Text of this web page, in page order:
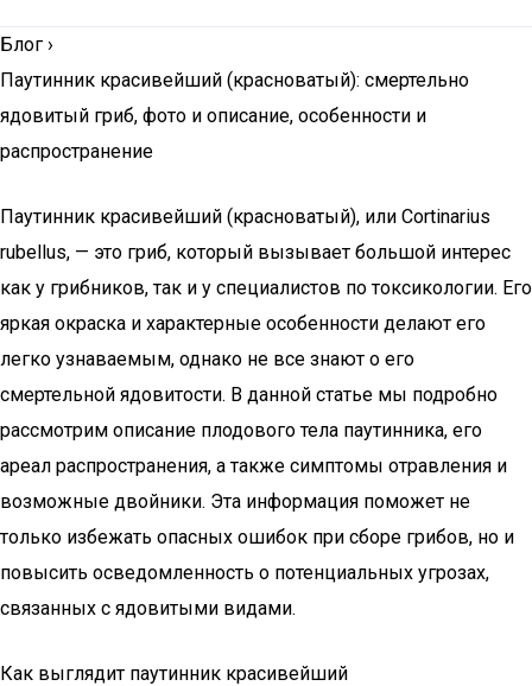
Блог ›
Паутинник красивейший (красноватый): смертельно
ядовитый гриб, фото и описание, особенности и
распространение
Паутинник красивейший (красноватый), или Cortinarius
rubellus, — это гриб, который вызывает большой интерес
как у грибников, так и у специалистов по токсикологии. Его
яркая окраска и характерные особенности делают его
легко узнаваемым, однако не все знают о его
смертельной ядовитости. В данной статье мы подробно
рассмотрим описание плодового тела паутинника, его
ареал распространения, а также симптомы отравления и
возможные двойники. Эта информация поможет не
только избежать опасных ошибок при сборе грибов, но и
повысить осведомленность о потенциальных угрозах,
связанных с ядовитыми видами.
Как выглядит паутинник красивейший